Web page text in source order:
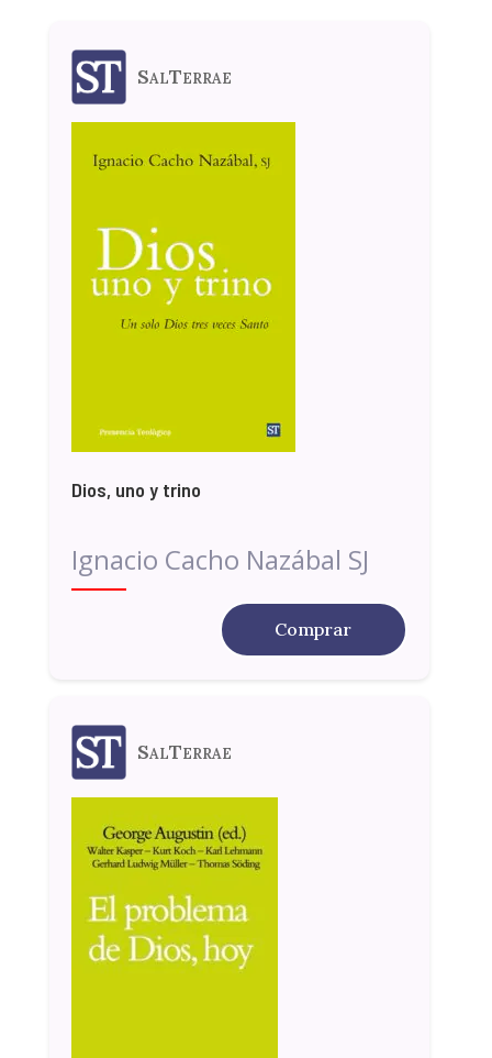
SalTerrae
Dios, uno y trino
Ignacio Cacho Nazábal SJ
Comprar
SalTerrae